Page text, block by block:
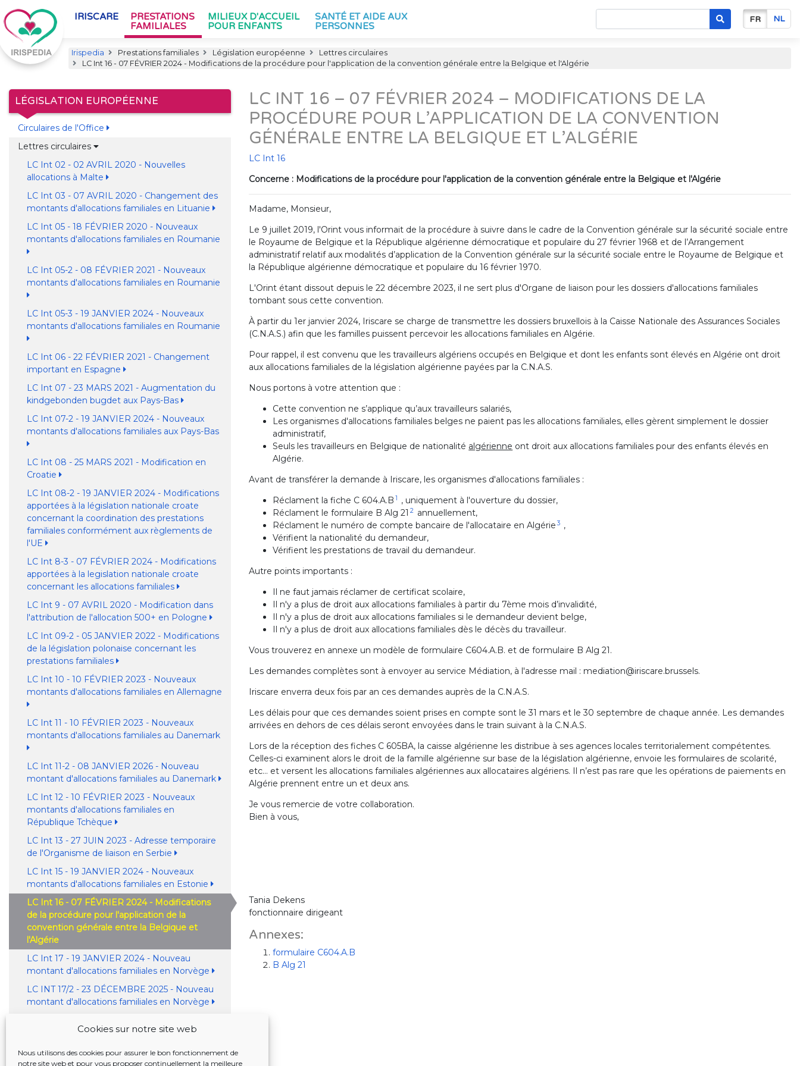
Cookies sur notre site web
Nous utilisons des cookies pour assurer le bon fonctionnement de
notre site web et pour vous proposer continuellement la meilleure
IRISCARE
PRESTATIONS
FAMILIALES
MILIEUX D'ACCUEIL
POUR ENFANTS
SANTÉ ET AIDE AUX
PERSONNES
FR NL
Irispedia Prestations familiales Législation européenne
Lettres circulaires
LC Int 16 - 07 FÉVRIER 2024 - Modifications de la procédure pour l'application de la convention générale entre la Belgique et l'Algérie
LÉGISLATION EUROPÉENNE
Circulaires de l'Office
Lettres circulaires
LC Int 02 - 02 AVRIL 2020 - Nouvelles
allocations à Malte
LC Int 03 - 07 AVRIL 2020 - Changement des
montants d'allocations familiales en Lituanie
LC Int 05 - 18 FÉVRIER 2020 - Nouveaux
montants d'allocations familiales en Roumanie
LC Int 05-2 - 08 FÉVRIER 2021 - Nouveaux
montants d'allocations familiales en Roumanie
LC Int 05-3 - 19 JANVIER 2024 - Nouveaux
montants d'allocations familiales en Roumanie
LC Int 06 - 22 FÉVRIER 2021 - Changement
important en Espagne
LC Int 07 - 23 MARS 2021 - Augmentation du
kindgebonden bugdet aux Pays-Bas
LC Int 07-2 - 19 JANVIER 2024 - Nouveaux
montants d'allocations familiales aux Pays-Bas
LC Int 08 - 25 MARS 2021 - Modification en
Croatie
LC Int 08-2 - 19 JANVIER 2024 - Modifications
apportées à la législation nationale croate
concernant la coordination des prestations
familiales conformément aux règlements de
l'UE
LC Int 8-3 - 07 FÉVRIER 2024 - Modifications
apportées à la legislation nationale croate
concernant les allocations familiales
LC Int 9 - 07 AVRIL 2020 - Modification dans
l'attribution de l'allocation 500+ en Pologne
LC Int 09-2 - 05 JANVIER 2022 - Modifications
de la législation polonaise concernant les
prestations familiales
LC Int 10 - 10 FÉVRIER 2023 - Nouveaux
montants d'allocations familiales en Allemagne
LC Int 11 - 10 FÉVRIER 2023 - Nouveaux
montants d'allocations familiales au Danemark
LC Int 11-2 - 08 JANVIER 2026 - Nouveau
montant d'allocations familiales au Danemark
LC Int 12 - 10 FÉVRIER 2023 - Nouveaux
montants d'allocations familiales en
République Tchèque
LC Int 13 - 27 JUIN 2023 - Adresse temporaire
de l'Organisme de liaison en Serbie
LC Int 15 - 19 JANVIER 2024 - Nouveaux
montants d'allocations familiales en Estonie
LC Int 16 - 07 FÉVRIER 2024 - Modifications
de la procédure pour l'application de la
convention générale entre la Belgique et
l'Algérie
LC Int 17 - 19 JANVIER 2024 - Nouveau
montant d'allocations familiales en Norvège
LC INT 17/2 - 23 DÉCEMBRE 2025 - Nouveau
montant d'allocations familiales en Norvège
Changements substantiels dans le répertoire
LC Int 19 - 13 JUIN 2025 - Délais de réponse et
LC INT 16 – 07 FÉVRIER 2024 – MODIFICATIONS DE LA
PROCÉDURE POUR L’APPLICATION DE LA CONVENTION
GÉNÉRALE ENTRE LA BELGIQUE ET L’ALGÉRIE
LC Int 16
Concerne : Modifications de la procédure pour l'application de la convention générale entre la Belgique et l'Algérie
Madame, Monsieur,
Le 9 juillet 2019, l'Orint vous informait de la procédure à suivre dans le cadre de la Convention générale sur la sécurité sociale entre
le Royaume de Belgique et la République algérienne démocratique et populaire du 27 février 1968 et de l’Arrangement
administratif relatif aux modalités d’application de la Convention générale sur la sécurité sociale entre le Royaume de Belgique et
la République algérienne démocratique et populaire du 16 février 1970.
L'Orint étant dissout depuis le 22 décembre 2023, il ne sert plus d'Organe de liaison pour les dossiers d'allocations familiales
tombant sous cette convention.
À partir du 1er janvier 2024, Iriscare se charge de transmettre les dossiers bruxellois à la Caisse Nationale des Assurances Sociales
(C.N.A.S.) afin que les familles puissent percevoir les allocations familiales en Algérie.
Pour rappel, il est convenu que les travailleurs algériens occupés en Belgique et dont les enfants sont élevés en Algérie ont droit
aux allocations familiales de la législation algérienne payées par la C.N.A.S.
Nous portons à votre attention que :
Cette convention ne s’applique qu’aux travailleurs salariés,
Les organismes d'allocations familiales belges ne paient pas les allocations familiales, elles gèrent simplement le dossier
administratif,
Seuls les travailleurs en Belgique de nationalité algérienne ont droit aux allocations familiales pour des enfants élevés en
Algérie.
Avant de transférer la demande à Iriscare, les organismes d'allocations familiales :
Réclament la fiche C 604.A.B 1
, uniquement à l'ouverture du dossier,
Réclament le formulaire B Alg 21 2 annuellement,
Réclament le numéro de compte bancaire de l'allocataire en Algérie 3 ,
Vérifient la nationalité du demandeur,
Vérifient les prestations de travail du demandeur.
Autre points importants :
Il ne faut jamais réclamer de certificat scolaire,
Il n'y a plus de droit aux allocations familiales à partir du 7ème mois d’invalidité,
Il n'y a plus de droit aux allocations familiales si le demandeur devient belge,
Il n'y a plus de droit aux allocations familiales dès le décès du travailleur.
Vous trouverez en annexe un modèle de formulaire C604.A.B. et de formulaire B Alg 21.
Les demandes complètes sont à envoyer au service Médiation, à l'adresse mail : mediation@iriscare.brussels.
Iriscare enverra deux fois par an ces demandes auprès de la C.N.A.S.
Les délais pour que ces demandes soient prises en compte sont le 31 mars et le 30 septembre de chaque année. Les demandes
arrivées en dehors de ces délais seront envoyées dans le train suivant à la C.N.A.S.
Lors de la réception des fiches C 605BA, la caisse algérienne les distribue à ses agences locales territorialement compétentes.
Celles-ci examinent alors le droit de la famille algérienne sur base de la législation algérienne, envoie les formulaires de scolarité,
etc… et versent les allocations familiales algériennes aux allocataires algériens. Il n’est pas rare que les opérations de paiements en
Algérie prennent entre un et deux ans.
Je vous remercie de votre collaboration.
Bien à vous,
Tania Dekens
fonctionnaire dirigeant
Annexes:
formulaire C604.A.B
B Alg 21